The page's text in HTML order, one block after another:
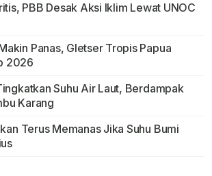
PBB Desak Aksi Iklim Lewat UNOC
Panas, Gletser Tropis Papua
2026
Suhu Air Laut, Berdampak
Karang
Terus Memanas Jika Suhu Bumi